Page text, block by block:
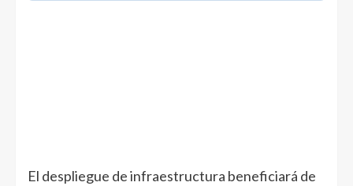
El despliegue de infraestructura beneficiará de